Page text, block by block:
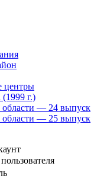
центры
г.)
области — 24 выпуск
области — 25 выпуск